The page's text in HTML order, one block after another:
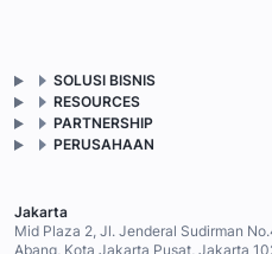
SOLUSI BISNIS
RESOURCES
PARTNERSHIP
PERUSAHAAN
Jakarta
Mid Plaza 2, Jl. Jenderal Sudirman
Abang, Kota Jakarta Pusat, Jakarta